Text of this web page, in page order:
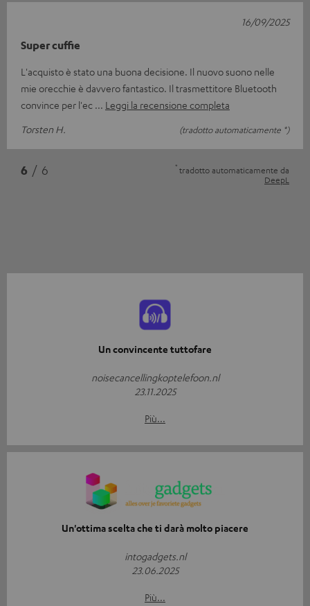
Super cuffie
L'acquisto è stato una buona decisione. Il nuovo suono nelle
mie orecchie è davvero fantastico. Il trasmettitore Bluetooth
convince per l'ec
Leggi la recensione completa
Torsten H.
(tradotto automaticamente *)
16/09/2025
6 / 6 * tradotto automaticamente da
DeepL
Un convincente tuttofare
noisecancellingkoptelefoon.nl
23.11.2025
Più...
Un'ottima scelta che ti darà molto piacere
intogadgets.nl
23.06.2025
Più...